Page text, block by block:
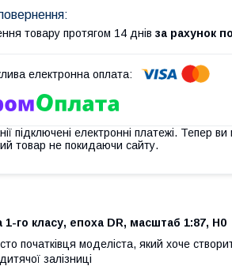
товару протягом 14 днів за рахунок
підключені електронні платежі. Тепер
товар не покидаючи сайту.
го класу, епоха DR, масштаб 1:87, H0
початківця моделіста, який хоче
залізниці